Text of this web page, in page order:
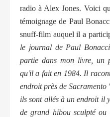
radio à Alex Jones. Voici
témoignage de Paul
snuff-film auquel il a
le journal de Paul
partie dans mon livre, un
qu'il a fait en 1984. Il
endroit près de
ils sont allés à un endroit il
de grand hibou sculpté ou